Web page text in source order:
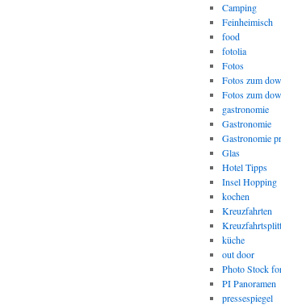
Camping
Feinheimisch
food
fotolia
Fotos
Fotos zum
Fotos zum
gastronomie
Gastronomie
Gastronomie
Glas
Hotel Tipps
Insel Hopping
kochen
Kreuzfahrten
küche
out door
Photo Stock
PI Panoramen
pressespiegel